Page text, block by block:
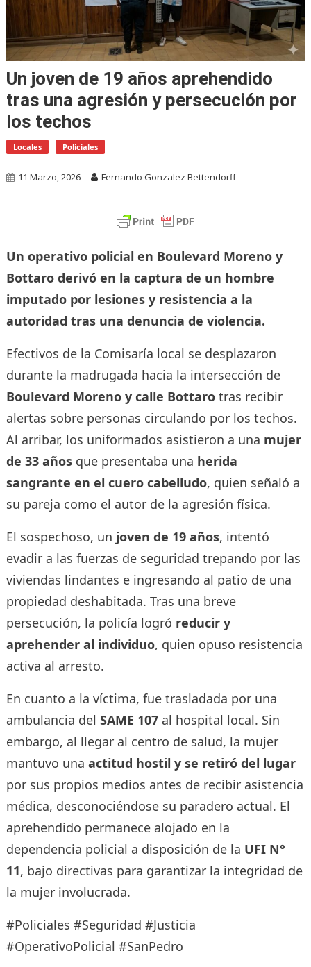
Un joven de 19 años aprehendido
tras una agresión y persecución por
los techos
Locales Policiales
11 Marzo, 2026 Fernando Gonzalez Bettendorff
Un operativo policial en Boulevard Moreno y
Bottaro derivó en la captura de un hombre
imputado por lesiones y resistencia a la
autoridad tras una denuncia de violencia.
Efectivos de la Comisaría local se desplazaron
durante la madrugada hacia la intersección de
Boulevard Moreno y calle Bottarotras recibir
alertas sobre personas circulando por los techos.
Al arribar, los uniformados asistieron a una mujer
de 33 añosque presentaba una herida
sangrante en el cuero cabelludo, quien señaló a
su pareja como el autor de la agresión física.
El sospechoso, un joven de 19 años, intentó
evadir a las fuerzas de seguridad trepando por las
viviendas lindantes e ingresando al patio de una
propiedad deshabitada. Tras una breve
persecución, la policía logró reducir y
aprehender al individuo, quien opuso resistencia
activa al arresto.
En cuanto a la víctima, fue trasladada por una
ambulancia del SAME 107al hospital local. Sin
embargo, al llegar al centro de salud, la mujer
mantuvo una actitud hostil y se retiró del lugar
por sus propios medios antes de recibir asistencia
médica, desconociéndose su paradero actual. El
aprehendido permanece alojado en la
dependencia policial a disposición de la UFI N°
11, bajo directivas para garantizar la integridad de
la mujer involucrada.
#Policiales #Seguridad #Justicia
#OperativoPolicial #SanPedro